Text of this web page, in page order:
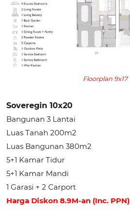
Floorplan 9x17
Soveregin 10x20
Bangunan 3 Lantai
Luas Tanah 200m2
Luas Bangunan 380m2
5+1 Kamar Tidur
5+1 Kamar Mandi
1 Garasi + 2 Carport
Harga Diskon 8.9M-an (Inc. PPN)